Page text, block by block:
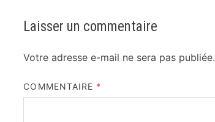
Laisser un commentaire
Votre adresse e-mail ne sera pas publiée.
COMMENTAIRE *